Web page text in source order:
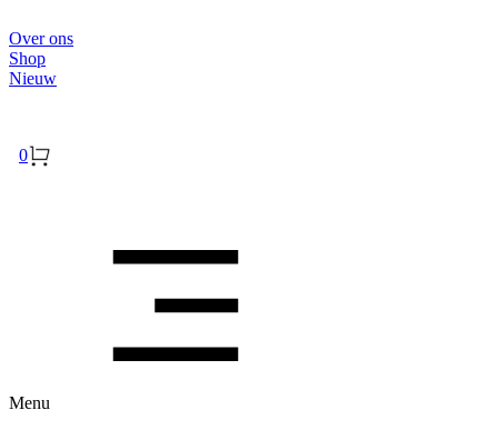
Over ons
Shop
Nieuw
0
Menu